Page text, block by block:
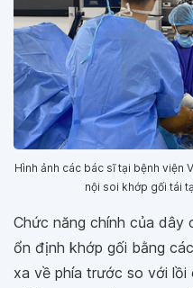
Hình ảnh các bác sĩ tại bệnh viện
nội soi khớp gối tái
Chức năng chính của dây
ổn định khớp gối bằng
xa về phía trước so với lồi